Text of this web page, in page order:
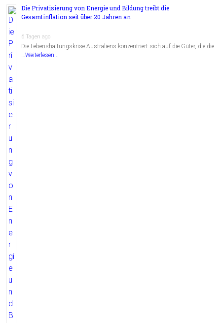
Die Privatisierung von Energie und Bildung treibt die
Gesamtinflation seit über 20 Jahren an
6 Tagen ago
Die Lebenshaltungskrise Australiens konzentriert sich auf die Güter, die die
…Weiterlesen...